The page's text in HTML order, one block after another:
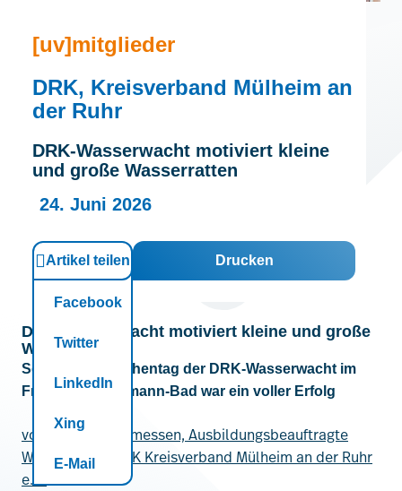
Verband
Kontakt
[uv]mitglieder
DRK, Kreisverband Mülheim an
der Ruhr
DRK-Wasserwacht motiviert kleine
und große Wasserratten
24. Juni 2026
Artikel teilen
Facebook
Twitter
LinkedIn
Xing
E-Mail
Drucken
DRK-Wasserwacht motiviert kleine und große
Wasserratten
Schwimmabzeichentag der DRK-Wasserwacht im
Friedrich-Wennmann-Bad war ein voller Erfolg
von Ulrike Thommessen, Ausbildungsbeauftragte
Wasserwacht DRK Kreisverband Mülheim an der Ruhr
e.V.